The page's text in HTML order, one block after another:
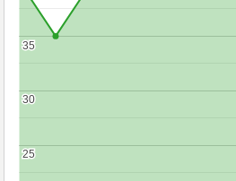
25
25
30
30
35
35